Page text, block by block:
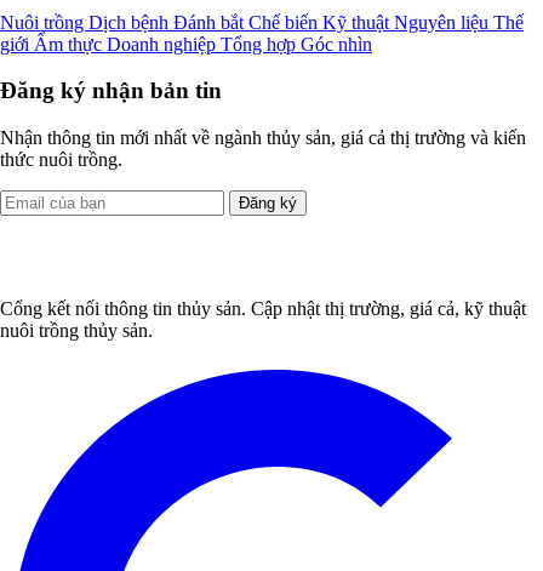
Nuôi trồng Dịch bệnh Đánh bắt Chế biến Kỹ thuật Nguyên liệu Thế
giới Ẩm thực Doanh nghiệp Tổng hợp Góc nhìn
Đăng ký nhận bản tin
Nhận thông tin mới nhất về ngành thủy sản, giá cả thị trường và kiến
thức nuôi trồng.
Đăng ký
Cổng kết nối thông tin thủy sản. Cập nhật thị trường, giá cả, kỹ thuật
nuôi trồng thủy sản.